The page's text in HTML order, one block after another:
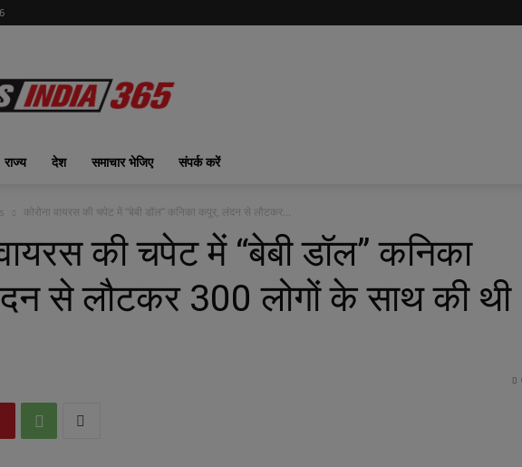
India
365
|
का
फीवर
राज्य देश समाचार भेजिए संपर्क करें
कोरोना वायरस की चपेट में “बेबी डॉल” कनिका कपूर, लंदन से लौटकर...
की चपेट में “बेबी डॉल” कनिका
से लौटकर 300 लोगों के साथ की थी